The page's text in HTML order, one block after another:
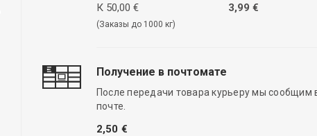
К 50,00 €
(Заказы до 1000 кг)
3,99 €
Получение в почтомате
После передачи товара курьеру мы сообщим
почте.
2,50 €